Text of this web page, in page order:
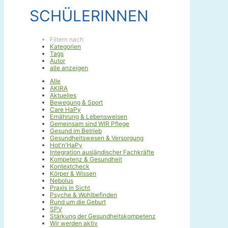
SCHÜLERINNEN
Filtern nach
Kategorien
Tags
Autor
alle anzeigen
Alle
AKIRA
Aktuelles
Bewegung & Sport
Care HaPy
Ernährung & Lebensweisen
Gemeinsam sind WIR Pflege
Gesund im Betrieb
Gesundheitswesen & Versorgung
Hot'n'HaPy
Integration ausländischer Fachkräfte
Kompetenz & Gesundheit
Kontextcheck
Körper & Wissen
Nebolus
Praxis in Sicht
Psyche & Wohlbefinden
Rund um die Geburt
SPV
Stärkung der Gesundheitskompetenz
Wir werden aktiv